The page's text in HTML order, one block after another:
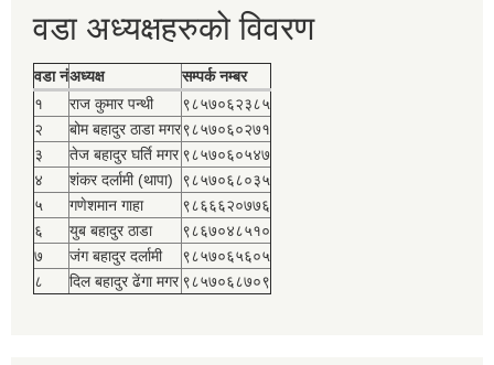
वडा अध्यक्षहरुको विवरण
वडा नंअध्यक्ष
सम्पर्क नम्बर
१
राज कुमार पन्थी
९८५७०६२३८५
२
बोम बहादुर ठाडा मगर९८५७०६०२७१
३
तेज बहादुर घर्ति मगर ९८५७०६०५४७
४
शंकर दर्लामी (थापा)
९८५७०६८०३५
५
गणेशमान गाहा
९८६६६२०७७६
६
युब बहादुर ठाडा
९८६७०४८५१०
७
जंग बहादुर दर्लामी
९८५७०६५६०५
८
दिल बहादुर ढेंगा मगर ९८५७०६८७०९